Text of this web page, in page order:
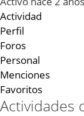
Actividad
Perfil
Foros
Personal
Menciones
Favoritos
Actividades